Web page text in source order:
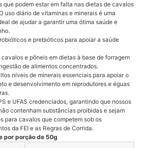
que podem estar em falta nas dietas de cavalos
uso diário de vitaminas e minerais é uma
de ajudar a garantir uma ótima saúde e
e prebióticos para apoiar a saúde
cavalos e pôneis em dietas à base de forragem
de alimentos concentrados.
níveis de minerais essenciais para apoiar o
e desenvolvimento em reprodutores e éguas
e UFAS credenciados, garantindo que nossos
contenham substâncias proibidas e sejam
para cavalos que competem sob os
da FEI e as Regras de Corrida.
por porção de 50g